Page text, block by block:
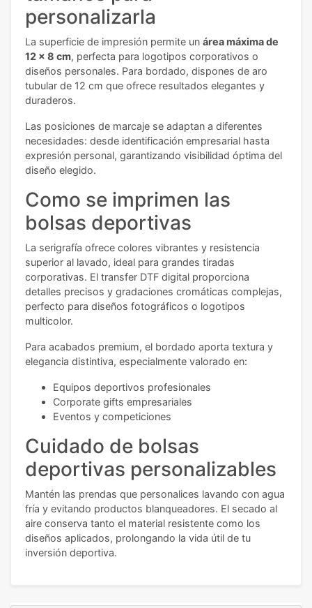
personalizarla
La superficie de impresión permite un área máxima de
12 x 8 cm, perfecta para logotipos corporativos o
diseños personales. Para bordado, dispones de aro
tubular de 12 cm que ofrece resultados elegantes y
duraderos.
Las posiciones de marcaje se adaptan a diferentes
necesidades: desde identificación empresarial hasta
expresión personal, garantizando visibilidad óptima del
diseño elegido.
Como se imprimen las
bolsas deportivas
La serigrafía ofrece colores vibrantes y resistencia
superior al lavado, ideal para grandes tiradas
corporativas. El transfer DTF digital proporciona
detalles precisos y gradaciones cromáticas complejas,
perfecto para diseños fotográficos o logotipos
multicolor.
Para acabados premium, el bordado aporta textura y
elegancia distintiva, especialmente valorado en:
Equipos deportivos profesionales
Corporate gifts empresariales
Eventos y competiciones
Cuidado de bolsas
deportivas personalizables
Mantén las prendas que personalices lavando con agua
fría y evitando productos blanqueadores. El secado al
aire conserva tanto el material resistente como los
diseños aplicados, prolongando la vida útil de tu
inversión deportiva.